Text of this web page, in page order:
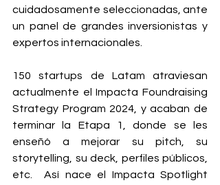
cuidadosamente seleccionadas, ante
un panel de grandes inversionistas y
expertos internacionales.
150 startups de Latam atraviesan
actualmente el Impacta Foundraising
Strategy Program 2024, y acaban de
terminar la Etapa 1, donde se les
enseñó a mejorar su pitch, su
storytelling, su deck, perfiles públicos,
etc.  Así nace el Impacta Spotlight